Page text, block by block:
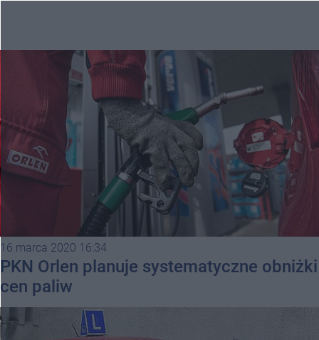
16 marca 2020 16:34
PKN Orlen planuje systematyczne obniżki
cen paliw